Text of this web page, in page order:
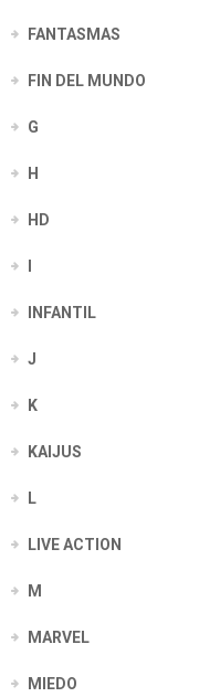
FANTASMAS
FIN DEL MUNDO
G
H
HD
I
INFANTIL
J
K
KAIJUS
L
LIVE ACTION
M
MARVEL
MIEDO